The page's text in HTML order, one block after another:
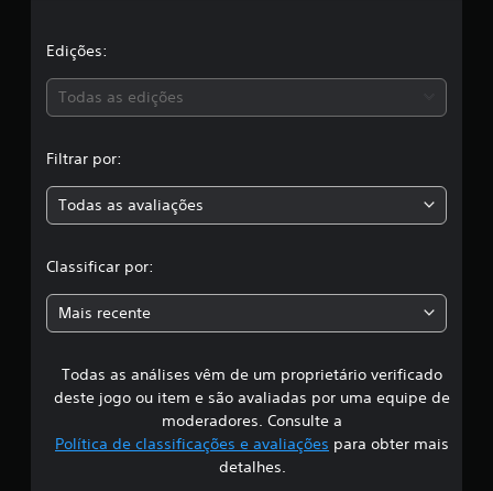
i
f
c
a
ç
Edições:
Todas as edições
Filtrar por:
Todas as avaliações
Classificar por:
Mais recente
Todas as análises vêm de um proprietário verificado
deste jogo ou item e são avaliadas por uma equipe de
moderadores. Consulte a
Política de classificações e avaliações para obter mais
detalhes.